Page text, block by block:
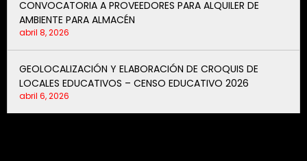
CONVOCATORIA A PROVEEDORES PARA ALQUILER DE
AMBIENTE PARA ALMACÉN
abril 8, 2026
GEOLOCALIZACIÓN Y ELABORACIÓN DE CROQUIS DE
LOCALES EDUCATIVOS – CENSO EDUCATIVO 2026
abril 6, 2026